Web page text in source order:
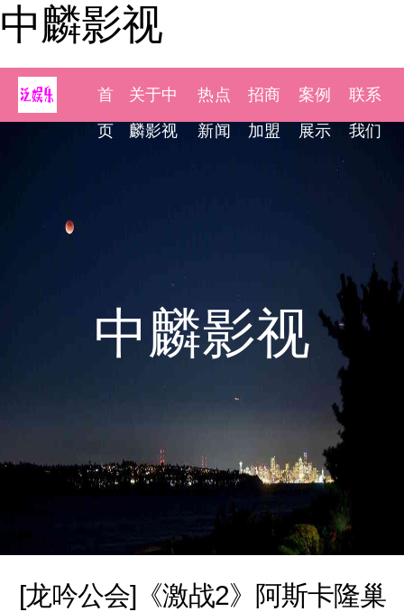
中麟影视
首
页
关于中
麟影视
热点
新闻
招商
加盟
案例
展示
联系
我们
中麟影视
[龙吟公会]《激战2》阿斯卡隆巢